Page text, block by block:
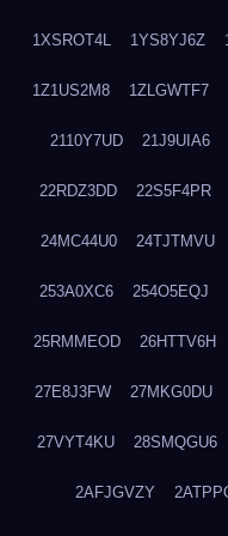
1XSROT4L 1YS8YJ6Z
1Z1US2M8 1ZLGWTF7
2110Y7UD 21J9UIA6
22RDZ3DD 22S5F4PR
24MC44U0 24TJTMVU
253A0XC6 254O5EQJ
25RMMEOD 26HTTV6H
27E8J3FW 27MKG0DU
27VYT4KU 28SMQGU6
2AFJGVZY